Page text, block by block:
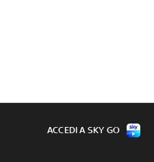
ACCEDI A SKY GO